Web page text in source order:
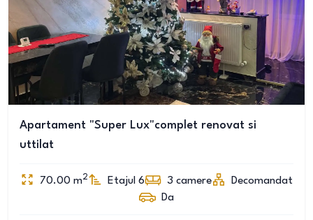
Apartament "Super Lux"complet renovat si
uttilat
70.00 m2 Etajul 6 3 camere
Decomandat
Da